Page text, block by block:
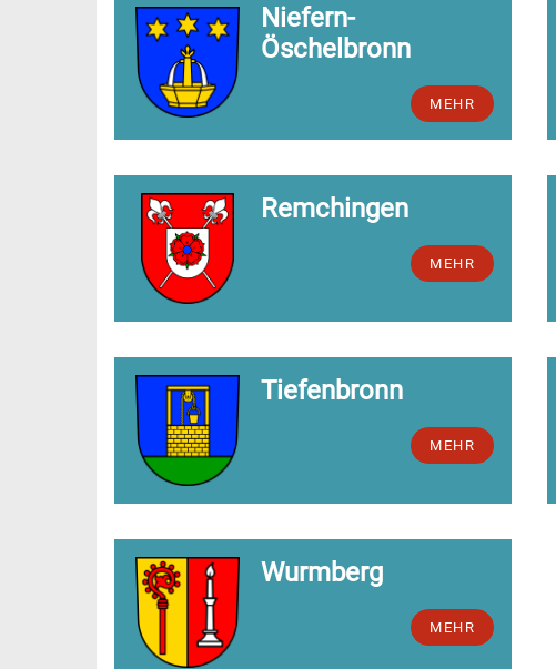
Niefern-
Öschelbronn
MEHR
Remchingen
MEHR
Tiefenbronn
MEHR
Wurmberg
MEHR